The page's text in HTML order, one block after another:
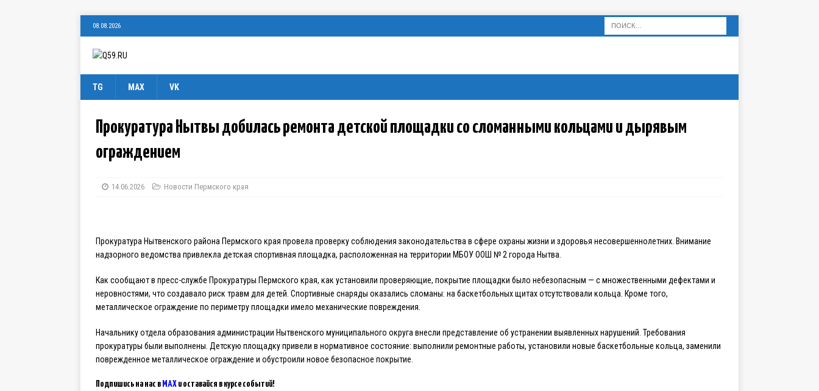
08.08.2026
TG MAX VK
Прокуратура Нытвы добилась ремонта детской площадки со сломанными кольцами и дырявым
ограждением
14.06.2026 Новости Пермского края
Прокуратура Нытвенского района Пермского края провела проверку соблюдения законодательства в сфере охраны жизни и здоровья несовершеннолетних. Внимание
надзорного ведомства привлекла детская спортивная площадка, расположенная на территории МБОУ ООШ № 2 города Нытва.
Как сообщают в пресс-службе Прокуратуры Пермского края, как установили проверяющие, покрытие площадки было небезопасным — с множественными дефектами и
неровностями, что создавало риск травм для детей. Спортивные снаряды оказались сломаны: на баскетбольных щитах отсутствовали кольца. Кроме того,
металлическое ограждение по периметру площадки имело механические повреждения.
Начальнику отдела образования администрации Нытвенского муниципального округа внесли представление об устранении выявленных нарушений. Требования
прокуратуры были выполнены. Детскую площадку привели в нормативное состояние: выполнили ремонтные работы, установили новые баскетбольные кольца, заменили
поврежденное металлическое ограждение и обустроили новое безопасное покрытие.
Подпишись на нас в MAX и оставайся в курсе событий!